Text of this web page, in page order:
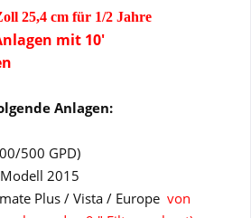
25,4 cm für 1/2 Jahre
mit 10'
Anlagen:
500 GPD)
2015
Plus / Vista / Europe von